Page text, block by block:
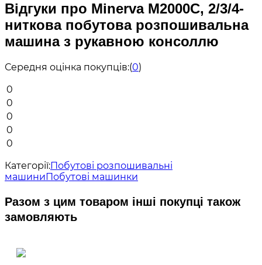
Відгуки про Minerva M2000C, 2/3/4-
ниткова побутова розпошивальна
машина з рукавною консоллю
Середня оцінка покупців:(0)
0
0
0
0
0
Категорії:Побутові розпошивальні
машини Побутові машинки
Разом з цим товаром інші покупці також
замовляють